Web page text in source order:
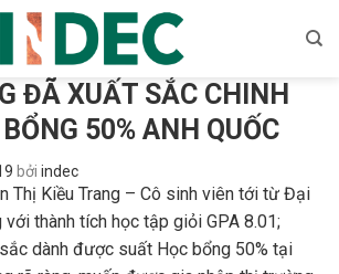
ĐÃ XUẤT SẮC CHINH
50% ANH QUỐC
bởi indec
Thị Kiều Trang – Cô sinh viên tới từ Đại
thành tích học tập giỏi GPA 8.01;
dành được suất Học bổng 50% tại